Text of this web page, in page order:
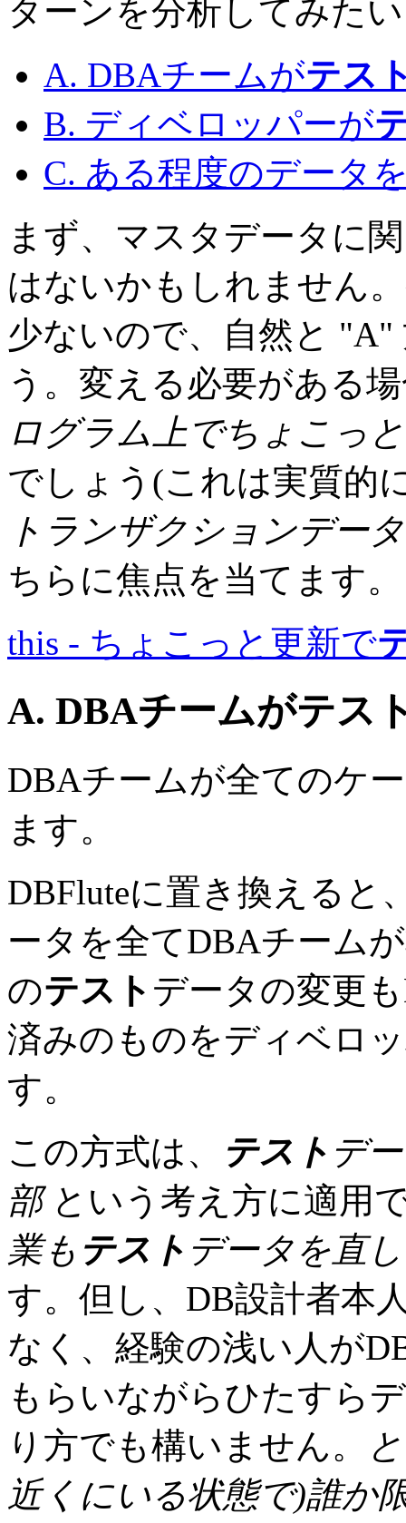
ターンを分析してみた
A. DBAチームがテス
B. ディベロッパーが
C. ある程度のデータ
まず、マスタデータに
はないかもしれません
少ないので、自然と
う。変える必要がある
ログラム上でちょこっ
でしょう(これは実質的
トランザクションデー
ちらに焦点を当てます。
this - ちょこっと更新で
A. DBAチームがテス
DBAチームが全てのケ
ます。
DBFluteに置き換えると
ータを全てDBAチーム
のテスト データの変更
済みのものをディベロ
す。
この方式は、
テスト デ
部という考え方に適用
業も テスト データを直
す。但し、DB設計者本
なく、経験の浅い人が
もらいながらひたすら
り方でも構いません。
近くにいる状態で)誰か